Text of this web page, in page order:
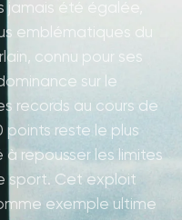
jamais été égalée,
emblématiques du
connu pour ses
sur le
records au cours de
points reste le plus
repousser les limites
sport. Cet exploit
exemple ultime